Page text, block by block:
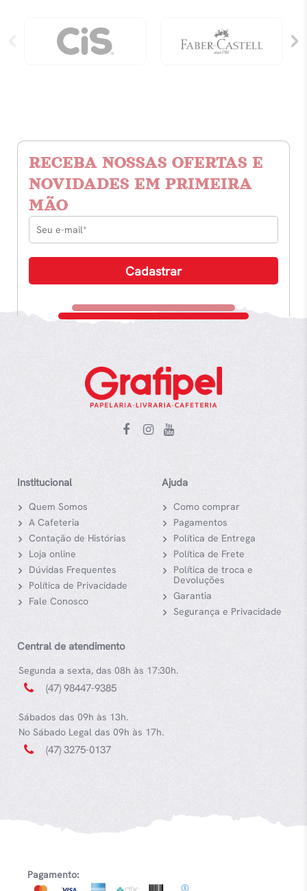
RECEBA NOSSAS OFERTAS E
NOVIDADES EM PRIMEIRA
MÃO
Institucional
Quem Somos
A Cafeteria
Contação de Histórias
Loja online
Dúvidas Frequentes
Política de Privacidade
Fale Conosco
Ajuda
Como comprar
Pagamentos
Política de Entrega
Política de Frete
Política de troca e
Devoluções
Garantia
Segurança e Privacidade
Central de atendimento
Segunda a sexta, das 08h às 17:30h.
(47) 98447-9385
Sábados das 09h às 13h.
No Sábado Legal das 09h às 17h.
(47) 3275-0137
Pagamento: